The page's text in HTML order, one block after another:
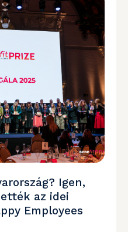
Igen,
az idei
Employees